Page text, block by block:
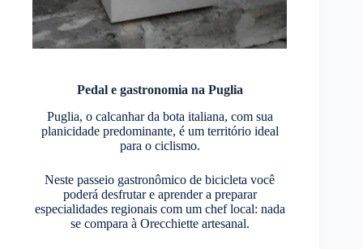
Pedal e gastronomia na Puglia
Puglia, o calcanhar da bota italiana, com sua
planicidade predominante, é um território ideal
para o ciclismo.
Neste passeio gastronômico de bicicleta você
poderá desfrutar e aprender a preparar
especialidades regionais com um chef local: nada
se compara à Orecchiette artesanal.